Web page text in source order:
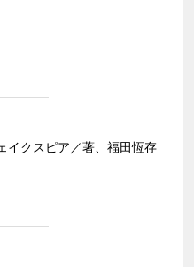
イクスピア／著、福田恆存